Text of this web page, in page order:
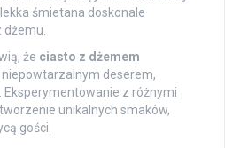
śmietana doskonale
dżemu.
że ciasto z dżemem
niepowtarzalnym deserem,
Eksperymentowanie z różnymi
unikalnych smaków,
gości.